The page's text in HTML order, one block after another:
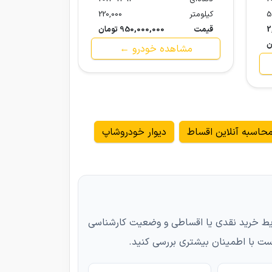
کیلومتر
220,000
قیمت
950,000,000 تومان
مشاهده خودرو ←
محاسبه آنلاین اقساط دیوار خودروشاپ
خودرو، شرایط خرید نقدی یا اقساطی و وضعیت کارشناسی
با اطمینان بیشتری بررسی کنید.